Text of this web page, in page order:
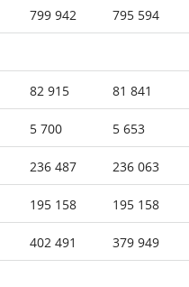
799 942 795 594
82 915 81 841
5 700 5 653
236 487 236 063
195 158 195 158
402 491 379 949